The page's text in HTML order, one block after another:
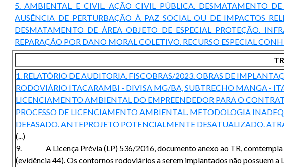
5. AMBIENTAL E CIVIL. AÇÃO CIVIL PÚBLICA. DESMATAMENTO
AUSÊNCIA DE PERTURBAÇÃO À PAZ SOCIAL OU DE IMPACTOS
DESMATAMENTO DE ÁREA OBJETO DE ESPECIAL PROTEÇÃO.
REPARAÇÃO POR DANO MORAL COLETIVO. RECURSO ESPECIAL
1. RELATÓRIO DE AUDITORIA. FISCOBRAS/2023. OBRAS DE
RODOVIÁRIO ITACARAMBI - DIVISA MG/BA, SUBTRECHO MANGA -
LICENCIAMENTO AMBIENTAL DO EMPREENDEDOR PARA O
PROCESSO DE LICENCIAMENTO AMBIENTAL. METODOLOGIA
DEFASADO. ANTEPROJETO POTENCIALMENTE DESATUALIZADO.
(...)
9. A Licença Prévia (LP) 536/2016, documento anexo ao TR, comtempla
(evidência 44). Os contornos rodoviários a serem implantados não possuem